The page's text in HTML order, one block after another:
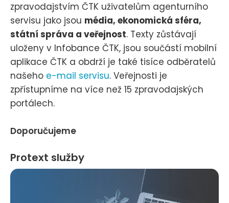
zpravodajstvím ČTK uživatelům agenturního
servisu jako jsou média, ekonomická sféra,
státní správa a veřejnost. Texty zůstávají
uloženy v Infobance ČTK, jsou součástí mobilní
aplikace ČTK a obdrží je také tisíce odběratelů
našeho e-mail servisu. Veřejnosti je
zpřístupníme na více než 15 zpravodajských
portálech.
Doporučujeme
Protext služby